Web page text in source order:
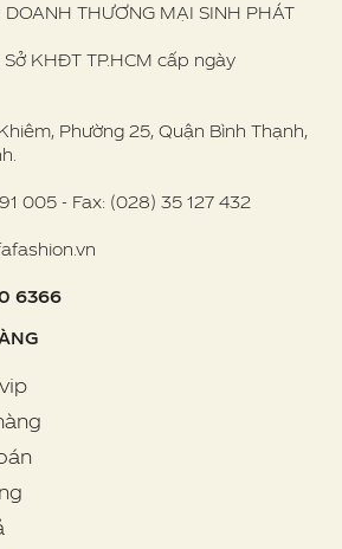
THƯƠNG MẠI SINH PHÁT
KHĐT TP.HCM cấp ngày
Phường 25, Quận Bình Thạnh,
005 - Fax: (028) 35 127 432
6366